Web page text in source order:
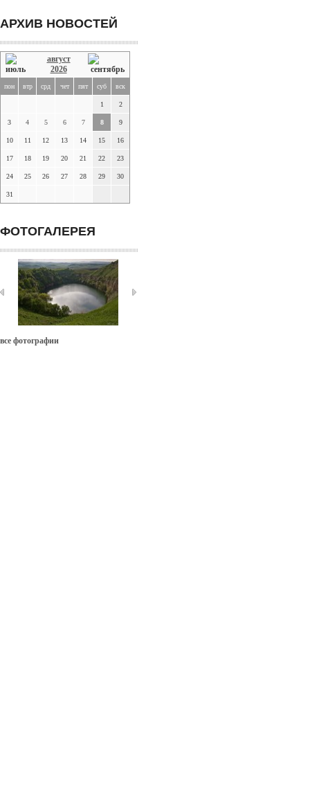
АРХИВ НОВОСТЕЙ
август
2026
пон втр срд чет пят суб вск
1 2
3 4 5 6 7 8 9
10 11 12 13 14 15 16
17 18 19 20 21 22 23
24 25 26 27 28 29 30
31
ФОТОГАЛЕРЕЯ
все фотографии